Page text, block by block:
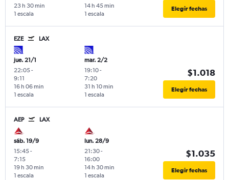
1 escala
23 h 30 min
1 escala
14 h 45 min Elegir fechas
EZE LAX
jue. 21/1
22:05-
9:11
1 escala
16 h 06 min
mar. 2/2
19:10-
7:20
1 escala
31 h 10 min
$1.018
Elegir fechas
AEP LAX
sáb. 19/9
15:45-
7:15
1 escala
19 h 30 min
lun. 28/9
21:30-
16:00
1 escala
14 h 30 min
$1.035
Elegir fechas